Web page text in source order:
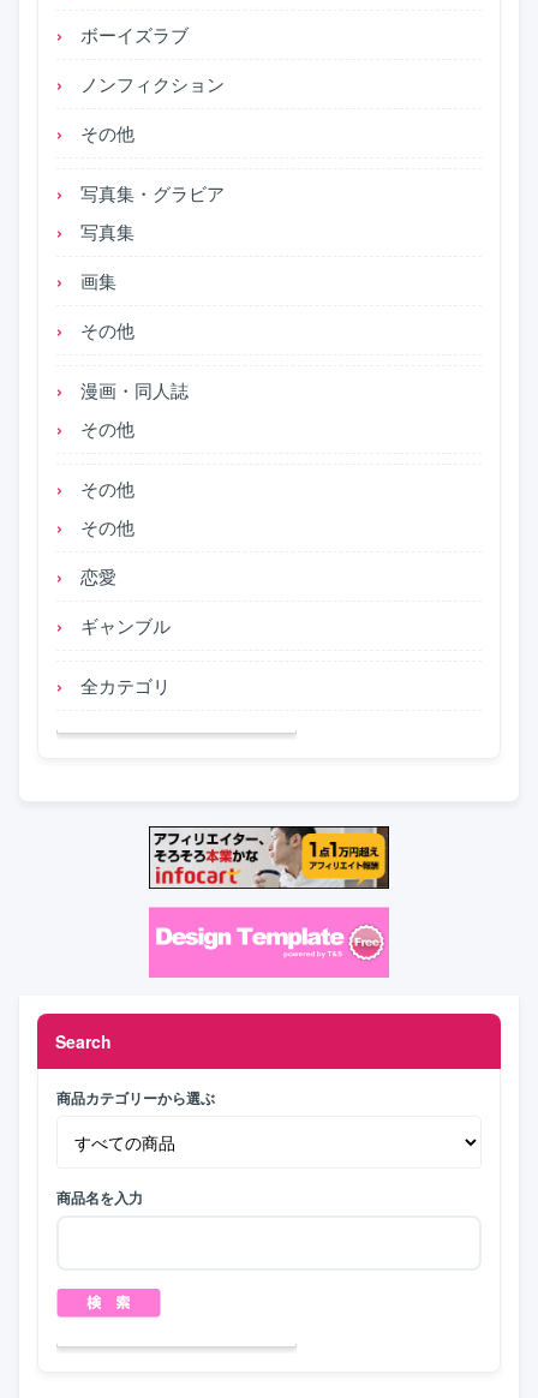
ボーイズラブ
ノンフィクション
その他
写真集・グラビア
写真集
画集
その他
漫画・同人誌
その他
その他
その他
恋愛
ギャンブル
全カテゴリ
Search
商品カテゴリーから選ぶ
商品名を入力